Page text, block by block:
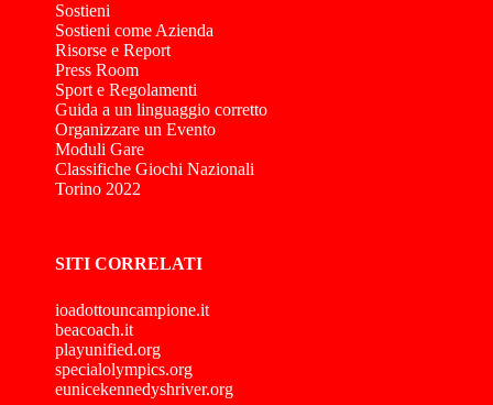
Sostieni
Sostieni come Azienda
Risorse e Report
Press Room
Sport e Regolamenti
Guida a un linguaggio corretto
Organizzare un Evento
Moduli Gare
Classifiche Giochi Nazionali
Torino 2022
SITI CORRELATI
ioadottouncampione.it
beacoach.it
playunified.org
specialolympics.org
eunicekennedyshriver.org